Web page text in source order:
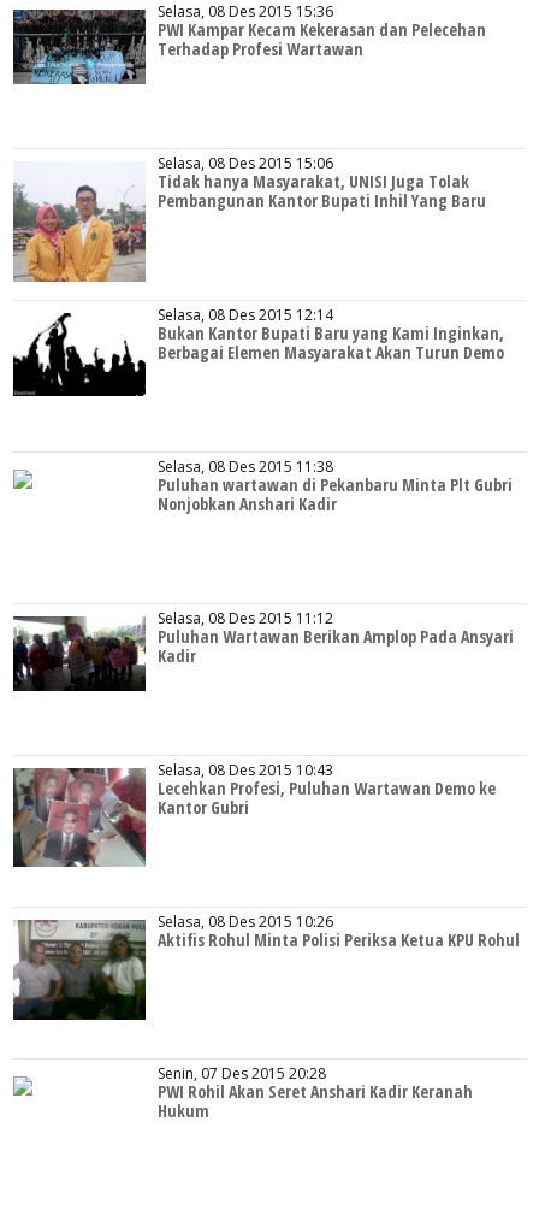
Selasa, 08 Des 2015 15:36
PWI Kampar Kecam Kekerasan dan Pelecehan
Terhadap Profesi Wartawan
Selasa, 08 Des 2015 15:06
Tidak hanya Masyarakat, UNISI Juga Tolak
Pembangunan Kantor Bupati Inhil Yang Baru
Selasa, 08 Des 2015 12:14
Bukan Kantor Bupati Baru yang Kami Inginkan,
Berbagai Elemen Masyarakat Akan Turun Demo
Selasa, 08 Des 2015 11:38
Puluhan wartawan di Pekanbaru Minta Plt Gubri
Nonjobkan Anshari Kadir
Selasa, 08 Des 2015 11:12
Puluhan Wartawan Berikan Amplop Pada Ansyari
Kadir
Selasa, 08 Des 2015 10:43
Lecehkan Profesi, Puluhan Wartawan Demo ke
Kantor Gubri
Selasa, 08 Des 2015 10:26
Aktifis Rohul Minta Polisi Periksa Ketua KPU Rohul
Senin, 07 Des 2015 20:28
PWI Rohil Akan Seret Anshari Kadir Keranah
Hukum